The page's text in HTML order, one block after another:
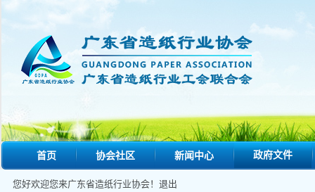
首页 协会社区 新闻中心 政府文件
您好欢迎您来广东省造纸行业协会！ 退出